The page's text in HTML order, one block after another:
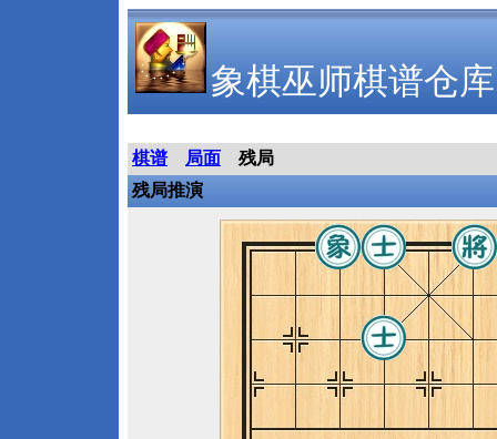
象棋巫师棋谱仓库
棋谱 局面
残局
残局推演